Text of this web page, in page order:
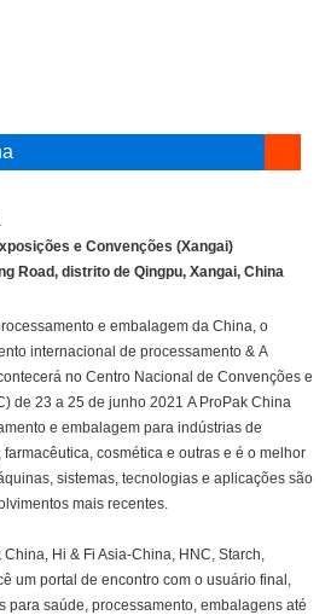
e Convenções (Xangai)
Road, distrito de Qingpu, Xangai, China
e embalagem da China, o
internacional de processamento & A
no Centro Nacional de Convenções e
de 23 a 25 de junho 2021 A ProPak China
e embalagem para indústrias de
cosmética e outras e é o melhor
sistemas, tecnologias e aplicações são
mais recentes.
Hi & Fi Asia-China, HNC, Starch,
um portal de encontro com o usuário final,
para saúde, processamento, embalagens até